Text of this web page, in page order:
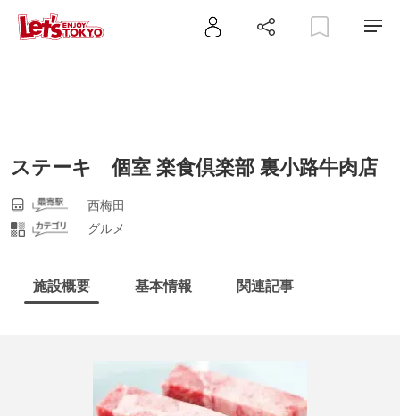
ステーキ 個室 楽食倶楽部 裏小路牛肉店
西梅田
グルメ
施設概要 基本情報 関連記事